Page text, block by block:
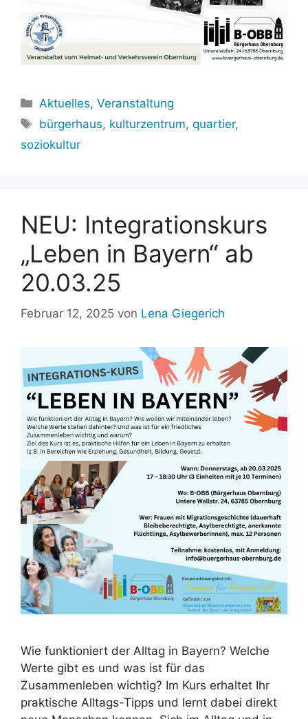
Kategorien
Aktuelles,Veranstaltung
Schlagwörter
bürgerhaus, kulturzentrum,quartier,
soziokultur
NEU: Integrationskurs
„Leben in Bayern“ ab
20.03.25
Februar 12, 2025 von Lena Giegerich
Wie funktioniert der Alltag in Bayern? Welche
Werte gibt es und was ist für das
Zusammenleben wichtig? Im Kurs erhaltet Ihr
praktische Alltags-Tipps und lernt dabei direkt